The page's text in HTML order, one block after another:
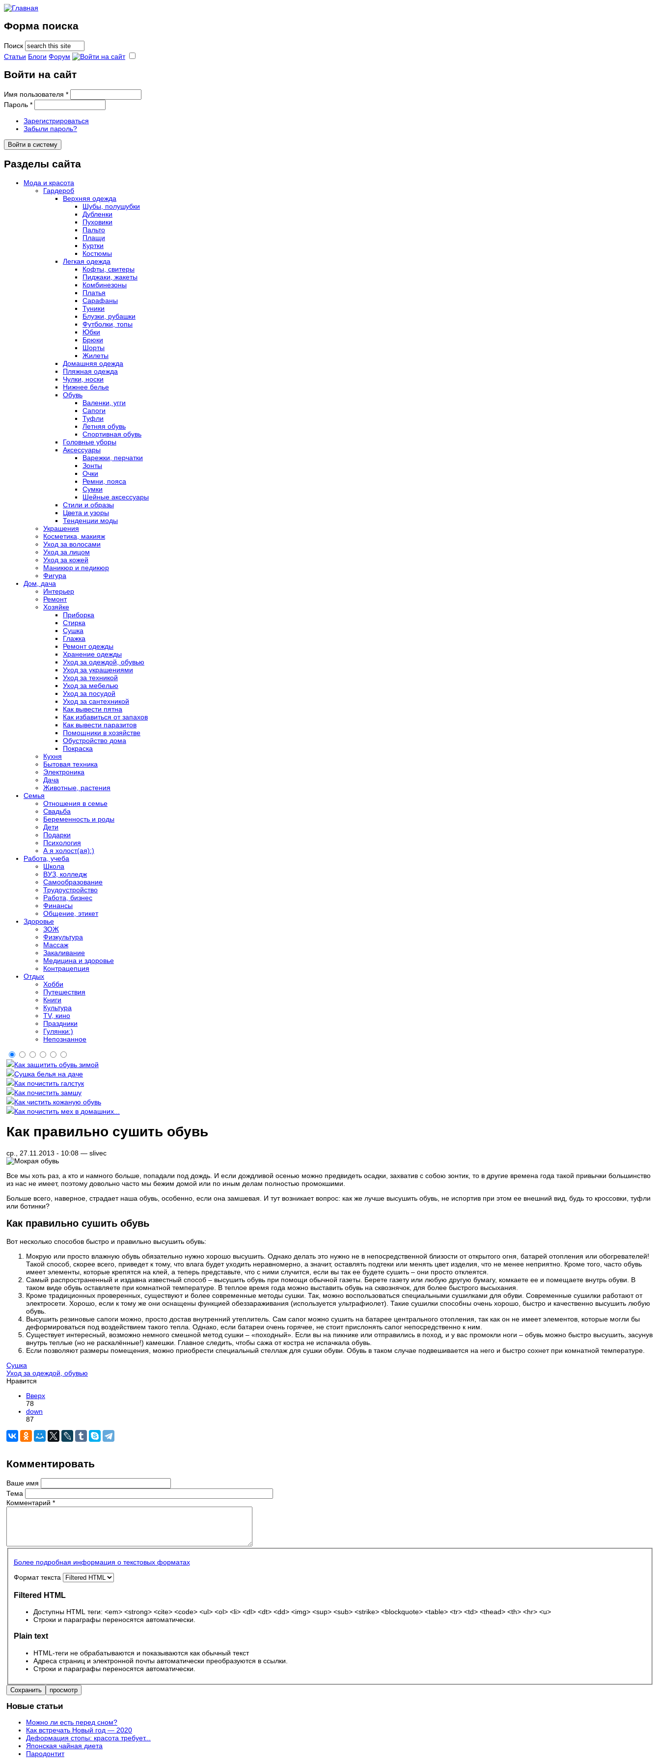
Форма поиска
Поиск
Статьи Блоги Форум
Войти на сайт
Имя пользователя *
Пароль *
Зарегистрироваться
Забыли пароль?
Разделы сайта
Мода и красота
Гардероб
Верхняя одежда
Шубы, полушубки
Дубленки
Пуховики
Пальто
Плащи
Куртки
Костюмы
Легкая одежда
Кофты, свитеры
Пиджаки, жакеты
Комбинезоны
Платья
Сарафаны
Туники
Блузки, рубашки
Футболки, топы
Юбки
Брюки
Шорты
Жилеты
Домашняя одежда
Пляжная одежда
Чулки, носки
Нижнее белье
Обувь
Валенки, угги
Сапоги
Туфли
Летняя обувь
Спортивная обувь
Головные уборы
Аксессуары
Варежки, перчатки
Зонты
Очки
Ремни, пояса
Сумки
Шейные аксессуары
Стили и образы
Цвета и узоры
Тенденции моды
Украшения
Косметика, макияж
Уход за волосами
Уход за лицом
Уход за кожей
Маникюр и педикюр
Фигура
Дом, дача
Интерьер
Ремонт
Хозяйке
Приборка
Стирка
Сушка
Глажка
Ремонт одежды
Хранение одежды
Уход за одеждой, обувью
Уход за украшениями
Уход за техникой
Уход за мебелью
Уход за посудой
Уход за сантехникой
Как вывести пятна
Как избавиться от запахов
Как вывести паразитов
Помощники в хозяйстве
Обустройство дома
Покраска
Кухня
Бытовая техника
Электроника
Дача
Животные, растения
Семья
Отношения в семье
Свадьба
Беременность и роды
Дети
Подарки
Психология
А я холост(ая):)
Работа, учеба
Школа
ВУЗ, колледж
Самообразование
Трудоустройство
Работа, бизнес
Финансы
Общение, этикет
Здоровье
ЗОЖ
Физкультура
Массаж
Закаливание
Медицина и здоровье
Контрацепция
Отдых
Хобби
Путешествия
Книги
Культура
TV, кино
Праздники
Гулянки:)
Непознанное
Как защитить обувь зимой
Сушка белья на даче
Как почистить галстук
Как почистить замшу
Как чистить кожаную обувь
Как почистить мех в домашних...
Как правильно сушить обувь
ср., 27.11.2013 - 10:08 — slivec
Все мы хоть раз, а кто и намного больше, попадали под дождь. И если дождливой осенью можно предвидеть осадки, захватив с собою зонтик, то в другие времена года такой привычки большинство
из нас не имеет, поэтому довольно часто мы бежим домой или по иным делам полностью промокшими.
Больше всего, наверное, страдает наша обувь, особенно, если она замшевая. И тут возникает вопрос: как же лучше высушить обувь, не испортив при этом ее внешний вид, будь то кроссовки, туфли
или ботинки?
Как правильно сушить обувь
Вот несколько способов быстро и правильно высушить обувь:
Мокрую или просто влажную обувь обязательно нужно хорошо высушить. Однако делать это нужно не в непосредственной близости от открытого огня, батарей отопления или обогревателей!
Такой способ, скорее всего, приведет к тому, что влага будет уходить неравномерно, а значит, оставлять подтеки или менять цвет изделия, что не менее неприятно. Кроме того, часто обувь
имеет элементы, которые крепятся на клей, а теперь представьте, что с ними случится, если вы так ее будете сушить – они просто отклеятся.
Самый распространенный и издавна известный способ – высушить обувь при помощи обычной газеты. Берете газету или любую другую бумагу, комкаете ее и помещаете внутрь обуви. В
таком виде обувь оставляете при комнатной температуре. В теплое время года можно выставить обувь на сквознячок, для более быстрого высыхания.
Кроме традиционных проверенных, существуют и более современные методы сушки. Так, можно воспользоваться специальными сушилками для обуви. Современные сушилки работают от
электросети. Хорошо, если к тому же они оснащены функцией обеззараживания (используется ультрафиолет). Такие сушилки способны очень хорошо, быстро и качественно высушить любую
обувь.
Высушить резиновые сапоги можно, просто достав внутренний утеплитель. Сам сапог можно сушить на батарее центрального отопления, так как он не имеет элементов, которые могли бы
деформироваться под воздействием такого тепла. Однако, если батареи очень горячее, не стоит прислонять сапог непосредственно к ним.
Существует интересный, возможно немного смешной метод сушки – «походный». Если вы на пикнике или отправились в поход, и у вас промокли ноги – обувь можно быстро высушить, засунув
внутрь теплые (но не раскалённые!) камешки. Главное следить, чтобы сажа от костра не испачкала обувь.
Если позволяют размеры помещения, можно приобрести специальный стеллаж для сушки обуви. Обувь в таком случае подвешивается на него и быстро сохнет при комнатной температуре.
Сушка
Уход за одеждой, обувью
Нравится
Вверх
78
down
87
Комментировать
Ваше имя
Тема
Комментарий *
Более подробная информация о текстовых форматах
Формат текста
Filtered HTML
Доступны HTML теги: <em> <strong> <cite> <code> <ul> <ol> <li> <dl> <dt> <dd> <img> <sup> <sub> <strike> <blockquote> <table> <tr> <td> <thead> <th> <hr> <u>
Строки и параграфы переносятся автоматически.
Plain text
HTML-теги не обрабатываются и показываются как обычный текст
Адреса страниц и электронной почты автоматически преобразуются в ссылки.
Строки и параграфы переносятся автоматически.
Новые статьи
Можно ли есть перед сном?
Как встречать Новый год — 2020
Деформация стопы: красота требует...
Японская чайная диета
Пародонтит